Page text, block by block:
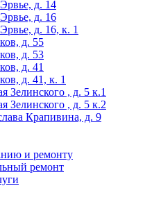
д. 14
д. 16
д. 16, к. 1
д. 55
д. 53
д. 41
д. 41, к. 1
Зелинского , д. 5 к.1
Зелинского , д. 5 к.2
Крапивина, д. 9
и ремонту
ремонт